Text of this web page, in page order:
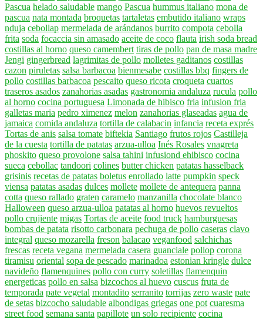
Pascua helado saludable mango Pascua hummus italiano mona de
pascua nata montada broquetas tartaletas embutido italiano wraps
nduja cebollap mermelada de arándanos burrito compota cebolla
frita soda focaccia sin amasado aceite de coco flauta irish soda bread
costillas al horno queso camembert tiras de pollo pan de masa madre
Jengi gingerbread lagrimitas de pollo molletes gaditanos costillas
cazon piruletas salsa barbacoa bienmesabe costillas bbq fingers de
pollo costillas barbacoa pescaito queso ricota croqueta cuartos
traseros asados zanahorias asadas gastronomia andaluza rucula pollo
al horno cocina portuguesa Limonada de hibisco fria infusion fria
galletas maria pedro ximenez melon zanahorias glaseadas agua de
jamaica comida andaluza tortilla de calabacin infancia receta exprés
Tortas de anis salsa tomate biftekia Santiago frutos rojos Castilleja
de la cuesta tortilla de patatas arzua-ulloa Inés Rosales vnagreta
phoskito queso provolone salsa tahini infusiond ehibisco cocina
sueca cebollac tandoori colines butter chicken patatas hasselback
grisinis recetas de patatas boletus enrollado latte pumpkin speck
viensa patatas asadas dulces mollete mollete de antequera panna
cotta queso rallado graten caramelo manzanilla chocolate blanco
Halloween queso arzua-ulloa patatas al horno huevos revueltos
pollo crujiente migas Tortas de aceite food truck hamburguesas
bombas de patata risotto carbonara pechuga de pollo caseras clavo
integral queso mozarella freson balacao veganfood salchichas
frescas receta vegana mermelada casera guanciale pollop corona
tiramisu oriental sopa de pescado marinadoa estonian kringle dulce
navideño flamenquines pollo con curry soletillas flamenquin
energeticas pollo en salsa bizcochos al huevo cuscus fruta de
temporada pate vegetal montadito serranito torrijas zero waste pate
de setas bizcocho saludable albondigas griegas one pot cuaresma
street food semana santa papillote un solo recipiente cocina